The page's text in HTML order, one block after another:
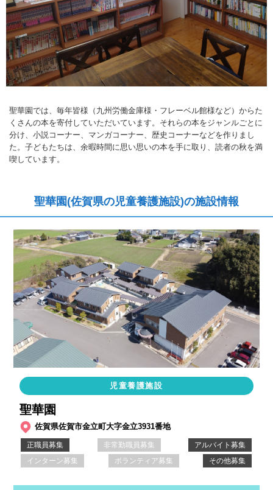
聖華園では、毎年皆様（九州労働金庫様・フレーベル館様など）からた
くさんの本を寄付していただいています。それらの本をジャンルごとに
分け、小説コーナー、マンガコーナー、歴史コーナーなどを作りまし
た。子どもたちは、余暇時間に思い思いの本を手に取り、読者の秋を満
喫しています。
聖華園(佐賀県の児童養護施設)の施設情報
児童養護施設
聖華園
佐賀県佐賀市金立町大字金立3931番地
正職員募集 非常勤職員募集
アルバイト募集
インターン募集
ボランティア募集 その他募集